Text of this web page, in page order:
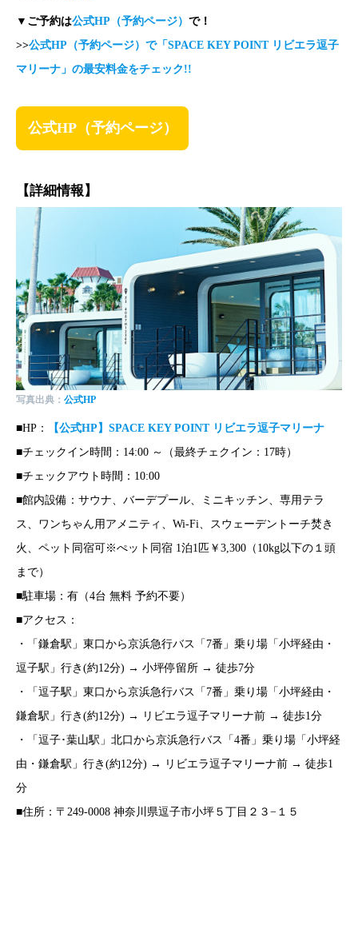
▼ご予約は公式HP（予約ページ） で！
>>公式HP（予約ページ）で「 SPACE KEY POINT リビエラ逗子
マリーナ 」の最安料金をチェック!!
公式HP（予約ページ）
【詳細情報】
写真出典： 公式HP
■HP：
【公式HP】SPACE KEY POINT リビエラ逗子マリーナ
■チェックイン時間：14:00 ～（最終チェクイン：17時）
■チェックアウト時間：10:00
■館内設備：サウナ、バーデプール、ミニキッチン、専用テラ
ス、ワンちゃん用アメニティ、Wi-Fi、スウェーデントーチ焚き
火、ペット同宿可※ぺット同宿 1泊1匹￥3,300（10kg以下の１頭
まで）
■駐車場：有（4台 無料 予約不要）
■アクセス：
・「鎌倉駅」東口から京浜急行バス「7番」乗り場「小坪経由・
逗子駅」行き(約12分) → 小坪停留所 → 徒歩7分
・「逗子駅」東口から京浜急行バス「7番」乗り場「小坪経由・
鎌倉駅」行き(約12分) → リビエラ逗子マリーナ前 → 徒歩1分
・「逗子･葉山駅」北口から京浜急行バス「4番」乗り場「小坪経
由・鎌倉駅」行き(約12分) → リビエラ逗子マリーナ前 → 徒歩1
分
■住所：〒249-0008 神奈川県逗子市小坪５丁目２３−１５